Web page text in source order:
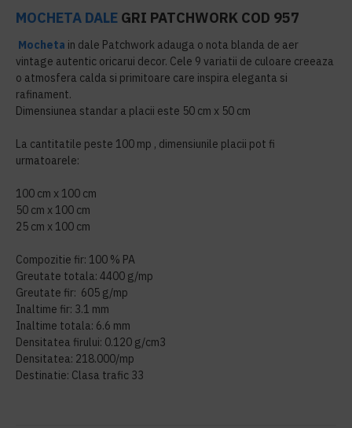
MOCHETA DALE GRI PATCHWORK COD 957
Mocheta in dale Patchwork adauga o nota blanda de aer
vintage autentic oricarui decor. Cele 9 variatii de culoare creeaza
o atmosfera calda si primitoare care inspira eleganta si
rafinament.
Dimensiunea standar a placii este 50 cm x 50 cm
La cantitatile peste 100 mp , dimensiunile placii pot fi
urmatoarele:
100 cm x 100 cm
50 cm x 100 cm
25 cm x 100 cm
Compozitie fir: 100 % PA
Greutate totala: 4400 g/mp
Greutate fir: 605 g/mp
Inaltime fir: 3.1 mm
Inaltime totala: 6.6 mm
Densitatea firului: 0.120 g/cm3
Densitatea: 218.000/mp
Destinatie: Clasa trafic 33